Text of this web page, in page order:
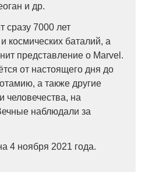
и др.
сразу 7000 лет
космических баталий, а
представление о Marvel.
от настоящего дня до
а также другие
человечества, на
наблюдали за
4 ноября 2021 года.